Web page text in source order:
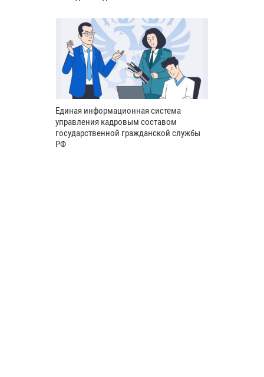
Единая информационная система
управления кадровым составом
государственной гражданской службы
РФ